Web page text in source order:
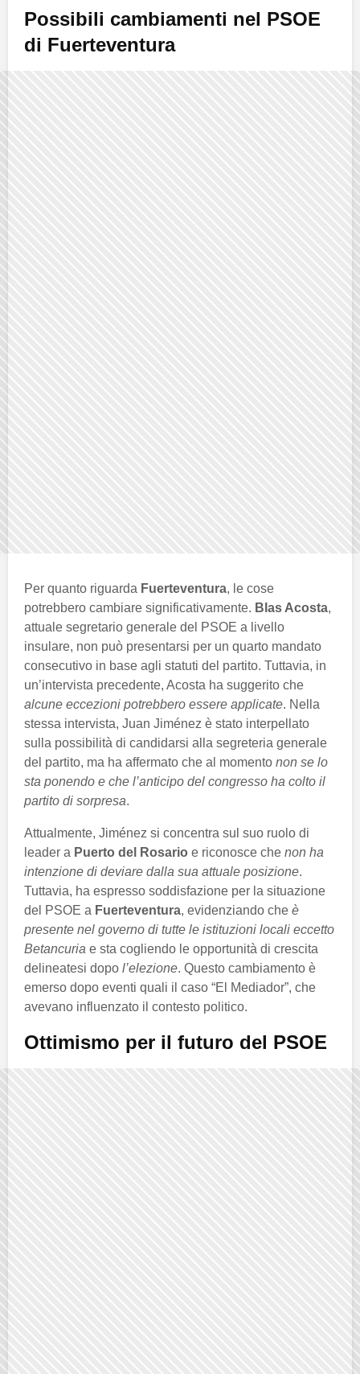
Possibili cambiamenti nel PSOE
di Fuerteventura
Per quanto riguarda Fuerteventura, le cose
potrebbero cambiare significativamente. Blas Acosta,
attuale segretario generale del PSOE a livello
insulare, non può presentarsi per un quarto mandato
consecutivo in base agli statuti del partito. Tuttavia, in
un’intervista precedente, Acosta ha suggerito che
alcune eccezioni potrebbero essere applicate. Nella
stessa intervista, Juan Jiménez è stato interpellato
sulla possibilità di candidarsi alla segreteria generale
del partito, ma ha affermato che al momento non se lo
sta ponendo e che l’anticipo del congresso ha colto il
partito di sorpresa.
Attualmente, Jiménez si concentra sul suo ruolo di
leader a Puerto del Rosario e riconosce che non ha
intenzione di deviare dalla sua attuale posizione.
Tuttavia, ha espresso soddisfazione per la situazione
del PSOE a Fuerteventura, evidenziando che è
presente nel governo di tutte le istituzioni locali eccetto
Betancuria e sta cogliendo le opportunità di crescita
delineatesi dopo l’elezione. Questo cambiamento è
emerso dopo eventi quali il caso “El Mediador”, che
avevano influenzato il contesto politico.
Ottimismo per il futuro del PSOE